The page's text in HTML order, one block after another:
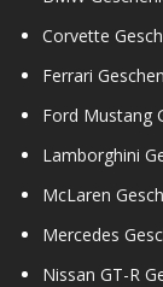
Corvette
Ferrari
Ford Mustang
Lamborghini
McLaren
Mercedes
Nissan GT-R